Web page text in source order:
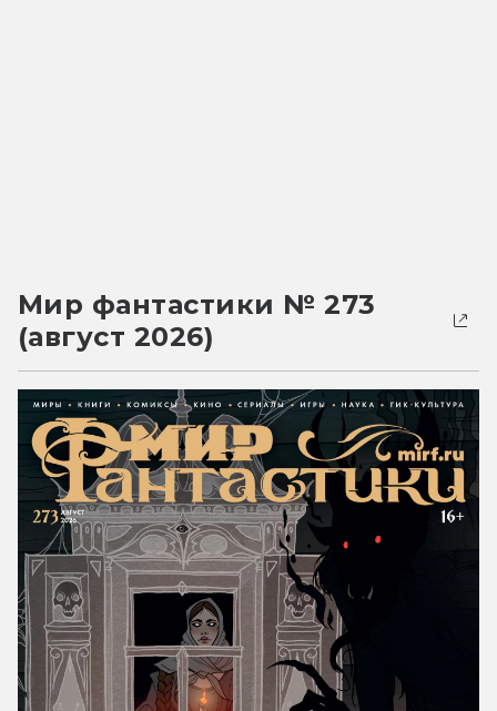
Мир фантастики № 273
(август 2026)